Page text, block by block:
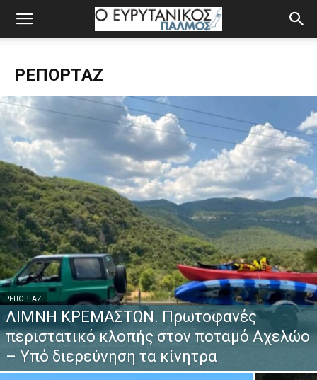
ΡΕΠΟΡΤΆΖ
ΡΕΠΟΡΤΆΖ
ΛΙΜΝΗ ΚΡΕΜΑΣΤΩΝ. Πρωτοφανές
περιστατικό κλοπής στον ποταμό Αχελώο
– Υπό διερεύνηση τα κίνητρα